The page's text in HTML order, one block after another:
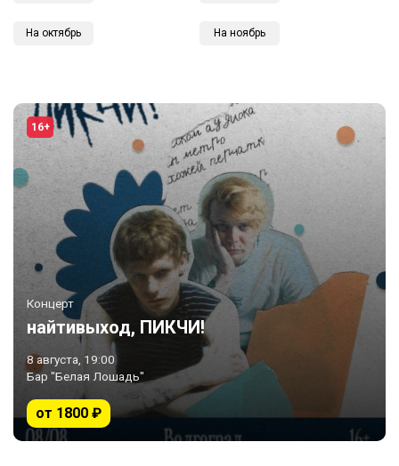
На октябрь На ноябрь
16+
Концерт
найтивыход, ПИКЧИ!
8 августа, 19:00
Бар "Белая Лошадь"
от 1800 ₽